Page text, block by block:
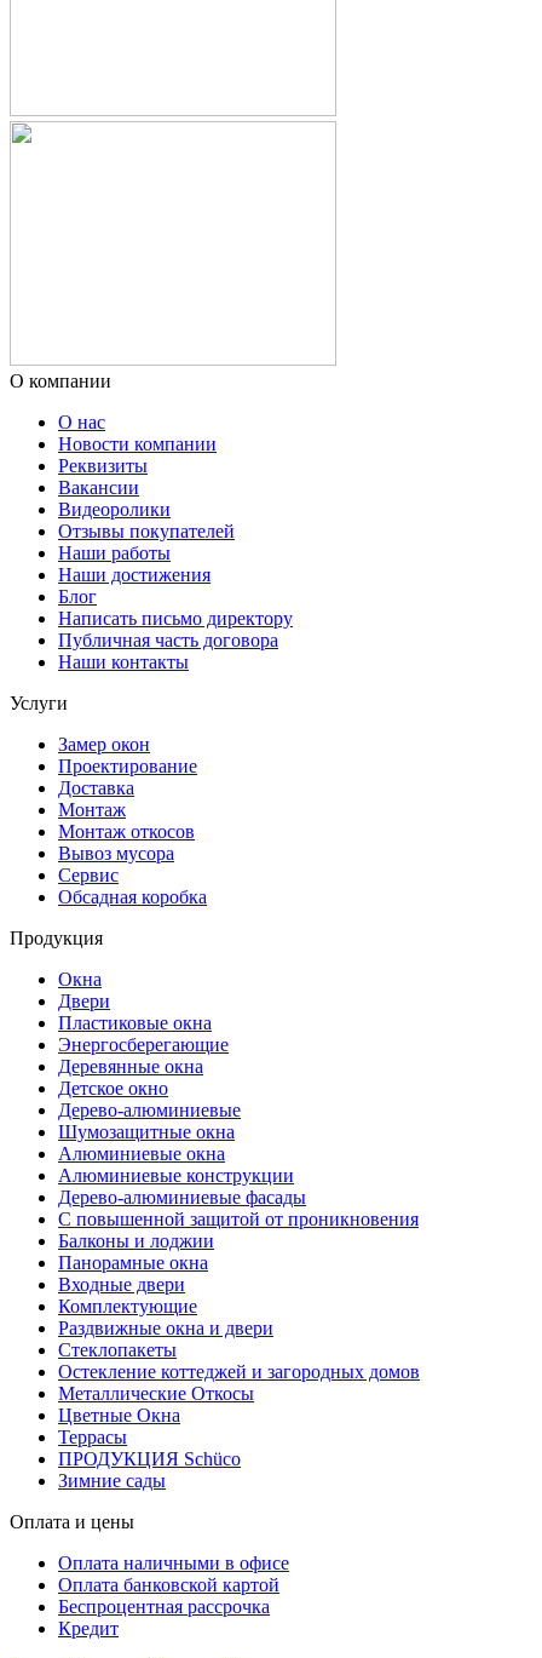
О компании
О нас
Новости компании
Реквизиты
Вакансии
Видеоролики
Отзывы покупателей
Наши работы
Наши достижения
Блог
Написать письмо директору
Публичная часть договора
Наши контакты
Услуги
Замер окон
Проектирование
Доставка
Монтаж
Монтаж откосов
Вывоз мусора
Сервис
Обсадная коробка
Продукция
Окна
Двери
Плаcтиковые окна
Энергосберегающие
Деревянные окна
Детское окно
Дерево-алюминиевые
Шумозащитные окна
Алюминиевые окна
Алюминиевые конструкции
Дерево-алюминиевые фасады
С повышенной защитой от проникновения
Балконы и лоджии
Панорамные окна
Входные двери
Комплектующие
Раздвижные окна и двери
Стеклопакеты
Остекление коттеджей и загородных домов
Металлические Откосы
Цветные Окна
Террасы
ПРОДУКЦИЯ Schüco
Зимние сады
Оплата и цены
Оплата наличными в офисе
Оплата банковской картой
Беспроцентная рассрочка
Кредит